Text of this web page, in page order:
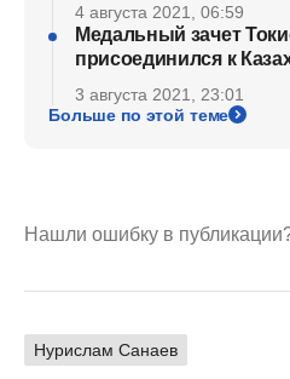
4 августа 2021, 06:59
Медальный зачет
присоединился к
3 августа 2021, 23:01
Больше по этой теме
Нашли ошибку в
Нурислам Санаев